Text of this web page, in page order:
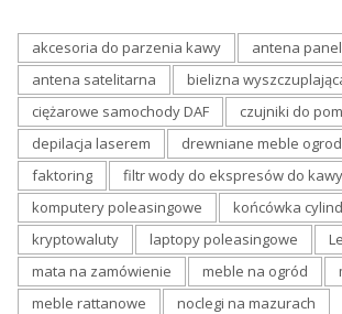
akcesoria do parzenia kawy
antena
antena satelitarna
bielizna
ciężarowe samochody DAF
czujniki do
depilacja laserem
drewniane meble
faktoring
filtr wody do ekspresów do kawy
komputery poleasingowe
końcówka
kryptowaluty
laptopy poleasingowe
mata na zamówienie
meble na ogród
meble rattanowe
noclegi na mazurach